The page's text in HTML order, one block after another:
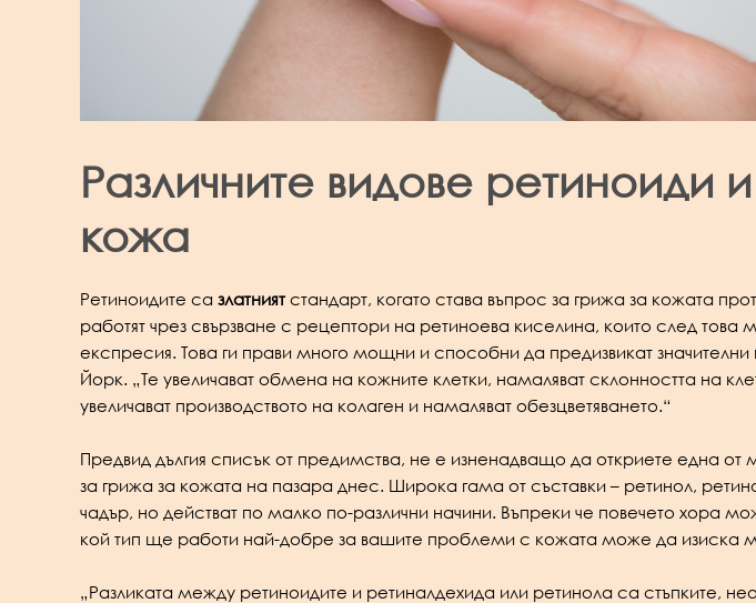
Различните видове ретиноиди
кожа
Ретиноидите са златниятстандарт, когато става въпрос за грижа за кожата
работят чрез свързване с рецептори на ретиноева киселина, които след
експресия. Това ги прави много мощни и способни да предизвикат
Йорк. „Те увеличават обмена на кожните клетки, намаляват склонността на
увеличават производството на колаген и намаляват обезцветяването.“
Предвид дългия списък от предимства, не е изненадващо да откриете една
за грижа за кожата на пазара днес. Широка гама от съставки – ретинол,
чадър, но действат по малко по-различни начини. Въпреки че повечето хора
кой тип ще работи най-добре за вашите проблеми с кожата може да изиска
„Разликата между ретиноидите и ретиналдехида или ретинола са стъпките,